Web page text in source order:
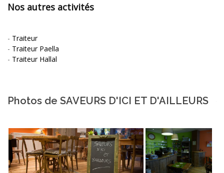
Nos autres activités
- Traiteur
- Traiteur Paella
- Traiteur Hallal
Photos de SAVEURS D'ICI ET D'AILLEURS